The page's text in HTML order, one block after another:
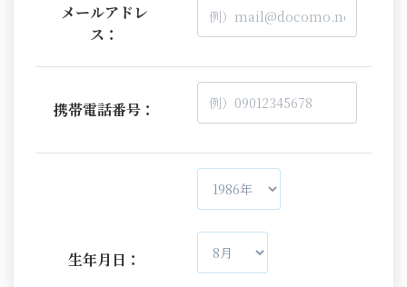
メールアドレ
ス：
携帯電話番号：
生年月日：